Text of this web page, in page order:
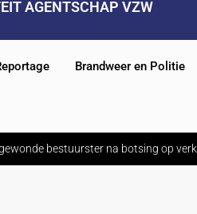
AGENTSCHAP VZW
Brandweer en Politie
bestuurster na botsing op